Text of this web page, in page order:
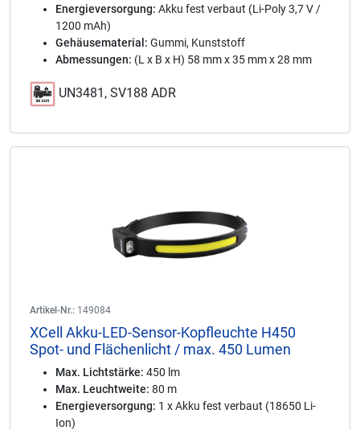
Energieversorgung: Akku fest verbaut (Li-Poly 3,7 V /
1200 mAh)
Gehäusematerial: Gummi, Kunststoff
Abmessungen: (L x B x H) 58 mm x 35 mm x 28 mm
UN3481, SV188 ADR
Artikel-Nr.: 149084
XCell Akku-LED-Sensor-Kopfleuchte H450
Spot- und Flächenlicht / max. 450 Lumen
Max. Lichtstärke: 450 lm
Max. Leuchtweite: 80 m
Energieversorgung: 1 x Akku fest verbaut (18650 Li-
Ion)